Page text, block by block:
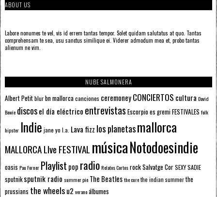
ABOUT US
Labore nonumes te vel, vis id errem tantas tempor. Solet quidam salutatus at quo. Tantas
comprehensam te sea, usu sanctus similique ei. Viderer admodum mea et, probo tantas
alienum ne vim.
NUBE SALMONERA
Albert Petitblurbn mallorcacanciones ceremoneyCONCIERTOS cultura David
Bowie discosel día eléctrico entrevistas Escorpioes gremiFESTIVALES folk
hipster Indie jane yo l.a. Lava fizz los planetasmallorca
MALLORCA LIve FESTIVAL músicaNotodoesindie
oasis Pau Forner Playlist pop radioRelatos CortosrockSalvatge CorSEXY SADIE
sputnik sputnik radio summer pie The Beatlesthe curethe indian summerthe
prussians the wheelsu2 veranoálbumes